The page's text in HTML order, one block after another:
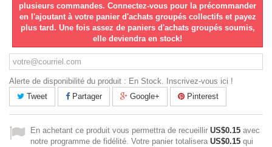
plusieurs commandes. Connectez-vous pour la précommander
en l'ajoutant à votre panier d'achats groupés collectifs et payez
plus tard. Une fois assez de paniers d'achats groupés soumis,
elle deviendra en stock!
Alerte de disponibilité du produit : En Stock. Inscrivez-vous ici !
Tweet
Partager Google+ Pinterest
En achetant ce produit vous permettra de recueillir US$0.15 avec
notre programme de fidélité. Votre panier totalisera US$0.15 qui